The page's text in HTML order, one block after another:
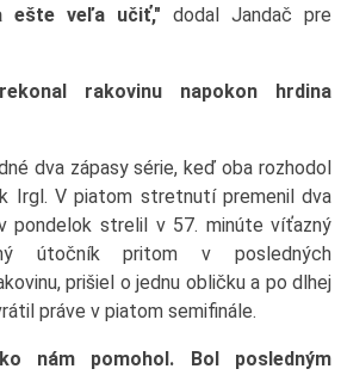
ešte veľa učiť," dodal Jandač pre
rakovinu napokon hrdina
dva zápasy série, keď oba rozhodol
Irgl. V piatom stretnutí premenil dva
pondelok strelil v 57. minúte víťazný
útočník pritom v posledných
prišiel o jednu obličku a po dlhej
práve v piatom semifinále.
nám pomohol. Bol posledným